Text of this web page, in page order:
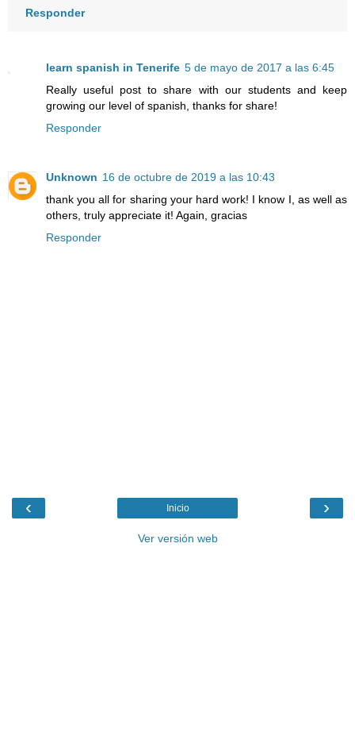
Responder
learn spanish in Tenerife 5 de mayo de 2017 a las 6:45
Really useful post to share with our students and keep
growing our level of spanish, thanks for share!
Responder
Unknown 16 de octubre de 2019 a las 10:43
thank you all for sharing your hard work! I know I, as well as
others, truly appreciate it! Again, gracias
Responder
‹ ›
Inicio
Ver versión web